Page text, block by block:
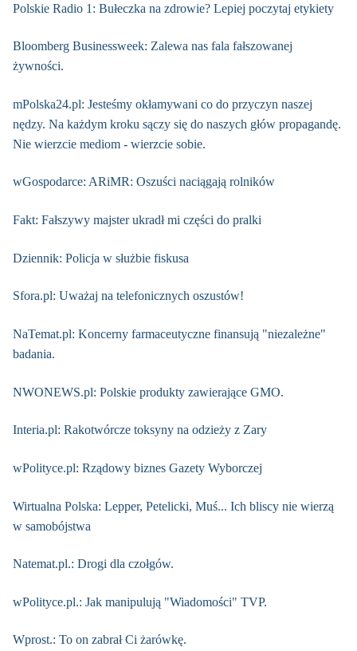
Polskie Radio 1: Bułeczka na zdrowie? Lepiej poczytaj etykiety
Bloomberg Businessweek: Zalewa nas fala fałszowanej
żywności.
mPolska24.pl: Jesteśmy okłamywani co do przyczyn naszej
nędzy. Na każdym kroku sączy się do naszych głów propagandę.
Nie wierzcie mediom - wierzcie sobie.
wGospodarce: ARiMR: Oszuści naciągają rolników
Fakt: Fałszywy majster ukradł mi części do pralki
Dziennik: Policja w służbie fiskusa
Sfora.pl: Uważaj na telefonicznych oszustów!
NaTemat.pl: Koncerny farmaceutyczne finansują "niezależne"
badania.
NWONEWS.pl: Polskie produkty zawierające GMO.
Interia.pl: Rakotwórcze toksyny na odzieży z Zary
wPolityce.pl: Rządowy biznes Gazety Wyborczej
Wirtualna Polska: Lepper, Petelicki, Muś... Ich bliscy nie wierzą
w samobójstwa
Natemat.pl.: Drogi dla czołgów.
wPolityce.pl.: Jak manipulują "Wiadomości" TVP.
Wprost.: To on zabrał Ci żarówkę.